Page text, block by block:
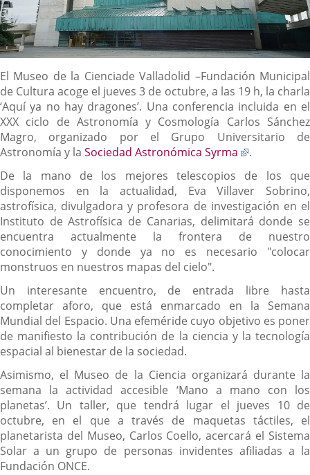
Descripción
El Museo de la Cienciade Valladolid –Fundación Municipal
de Cultura acoge el jueves 3 de octubre, a las 19 h, la charla
‘Aquí ya no hay dragones’. Una conferencia incluida en el
XXX ciclo de Astronomía y Cosmología Carlos Sánchez
Magro, organizado por el Grupo Universitario de
Astronomía y la Sociedad Astronómica Syrma
Enlace
una
aplicación
externa.
.
De la mano de los mejores telescopios de los que
disponemos en la actualidad, Eva Villaver Sobrino,
astrofísica, divulgadora y profesora de investigación en el
Instituto de Astrofísica de Canarias, delimitará donde se
encuentra actualmente la frontera de nuestro
conocimiento y donde ya no es necesario "colocar
monstruos en nuestros mapas del cielo".
Un interesante encuentro, de entrada libre hasta
completar aforo, que está enmarcado en la Semana
Mundial del Espacio. Una efeméride cuyo objetivo es poner
de manifiesto la contribución de la ciencia y la tecnología
espacial al bienestar de la sociedad.
Asimismo, el Museo de la Ciencia organizará durante la
semana la actividad accesible ‘Mano a mano con los
planetas’. Un taller, que tendrá lugar el jueves 10 de
octubre, en el que a través de maquetas táctiles, el
planetarista del Museo, Carlos Coello, acercará el Sistema
Solar a un grupo de personas invidentes afiliadas a la
Fundación ONCE.